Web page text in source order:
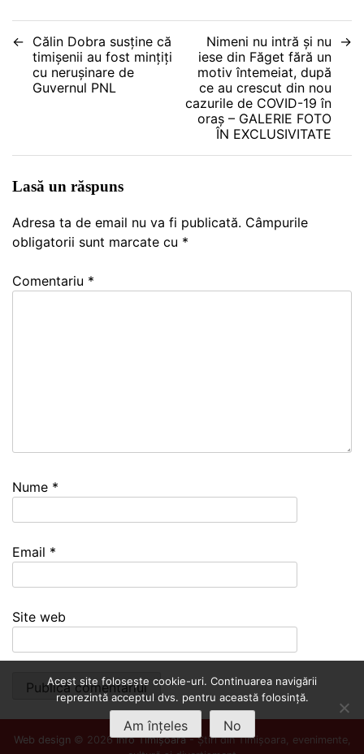
Navigare
articole
Călin Dobra susține că
timișenii au fost mințiți
cu nerușinare de
Guvernul PNL
Nimeni nu intră și nu
iese din Făget fără un
motiv întemeiat, după
ce au crescut din nou
cazurile de COVID-19 în
oraș – GALERIE FOTO
ÎN EXCLUSIVITATE
Lasă un răspuns
Adresa ta de email nu va fi publicată. Câmpurile
obligatorii sunt marcate cu *
Comentariu *
Nume *
Email *
Site web
Web design © 2026Info Timișoara- Știri din Timișoara, evenimente,
Acest site folosește cookie-uri. Continuarea navigării
reprezintă acceptul dvs. pentru această folosință.
Am înțeles No